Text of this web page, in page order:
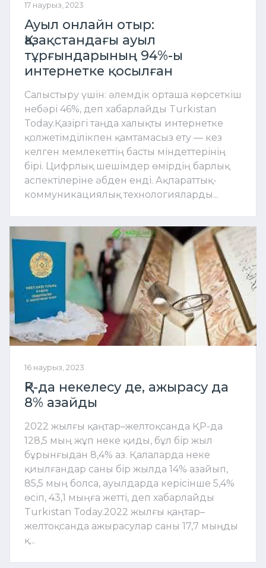
17 наурыз, 2023
Ауыл онлайн отыр:
Қазақстандағы ауыл
тұрғындарының 94%-ы
интернетке қосылған
Салыстыру үшін: әлемдік орташа көрсеткіш
небәрі 46%, деп хабарлайды Turkistan
Today.Қазіргі таңда халықты интернетке
қолжетімділікпен қамтамасыз ету — кез
келген мемлекеттің басты міндеттерінің
бірі. Цифрлық шешімдер өмірдің барлық
аспектілеріне әбден енді. Ақпараттық-
коммуникациялық технологияларды...
16 наурыз, 2023
ҚР-да некелесу де, ажырасу да
8% азайды
2022 жылғы қаңтар–желтоқсанда ҚР-да
128,5 мың жұп неке қиды, бұл бір жыл
бұрынғыдан 8,4% аз. Қалаларда неке
қиылғандар саны бір жылда 14% азайып,
85,5 мың болса, ауылдарда керісінше 5,4%
өсіп, 43,1 мыңға жетті, деп хабарлайды
Turkistan Today.2022 жылғы қаңтар–
желтоқсанда ажырасулар саны 17,7 мыңды
қ...